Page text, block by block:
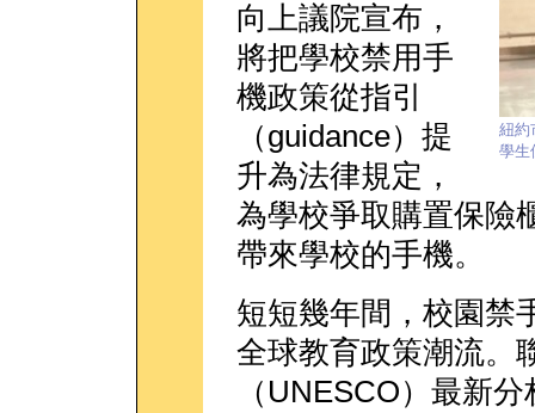
紐約
學生
向上議院宣布，
將把學校禁用手
機政策從指引
（guidance）提
升為法律規定，
為學校爭取購置保險
帶來學校的手機。
短短幾年間，校園禁
全球教育政策潮流。
（UNESCO）最新